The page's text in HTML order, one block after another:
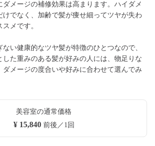
ダメージの補修効果は高まります。ハイダメ
けでなく、加齢で髪が痩せ細ってツヤが失わ
メです。
い健康的なツヤ髪が特徴のひとつなので、
した重みのある髪が好みの人には、物足りな
ダメージの度合いや好みに合わせて選んでみ
美容室の通常価格
¥ 15,840前後／1回